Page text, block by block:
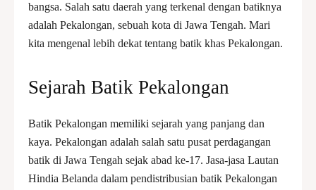
bangsa. Salah satu daerah yang terkenal dengan batiknya
adalah Pekalongan, sebuah kota di Jawa Tengah. Mari
kita mengenal lebih dekat tentang batik khas Pekalongan.
Sejarah Batik Pekalongan
Batik Pekalongan memiliki sejarah yang panjang dan
kaya. Pekalongan adalah salah satu pusat perdagangan
batik di Jawa Tengah sejak abad ke-17. Jasa-jasa Lautan
Hindia Belanda dalam pendistribusian batik Pekalongan